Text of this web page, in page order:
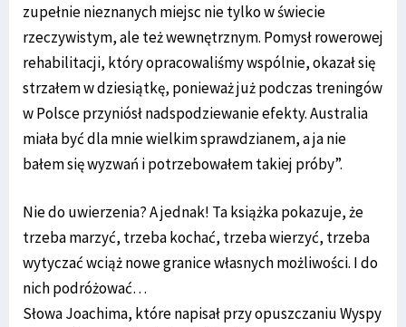
zupełnie nieznanych miejsc nie tylko w świecie
rzeczywistym, ale też wewnętrznym. Pomysł rowerowej
rehabilitacji, który opracowaliśmy wspólnie, okazał się
strzałem w dziesiątkę, ponieważ już podczas treningów
w Polsce przyniósł nadspodziewanie efekty. Australia
miała być dla mnie wielkim sprawdzianem, a ja nie
bałem się wyzwań i potrzebowałem takiej próby”.
Nie do uwierzenia? A jednak! Ta książka pokazuje, że
trzeba marzyć, trzeba kochać, trzeba wierzyć, trzeba
wytyczać wciąż nowe granice własnych możliwości. I do
nich podróżować…
Słowa Joachima, które napisał przy opuszczaniu Wyspy